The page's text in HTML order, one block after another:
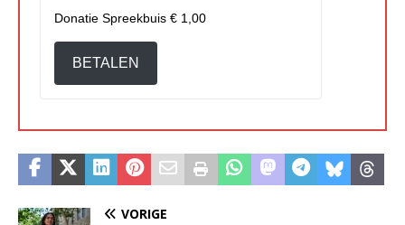
Donatie Spreekbuis € 1,00
BETALEN
VORIGE